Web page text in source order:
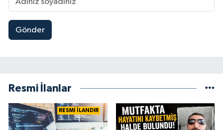
Gönder
Resmi İlanlar
RESMİ İLANDIR